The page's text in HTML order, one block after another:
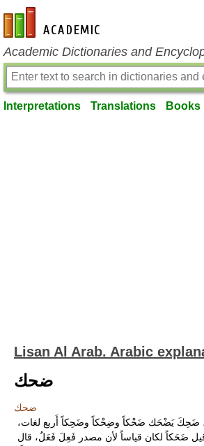
en-academic.com
Academic Dictionaries and
Interpretations Translations Books
Lisan Al Arab. Arabic
ضحك
ضحك
يَضْحَك ضَحْكاً وضِحْكاً وضَحِكاً أَربع لغات،
ضَحَكاً لكان قياساً لأن مصدر فَعِلَ فَعَلٌ، قال